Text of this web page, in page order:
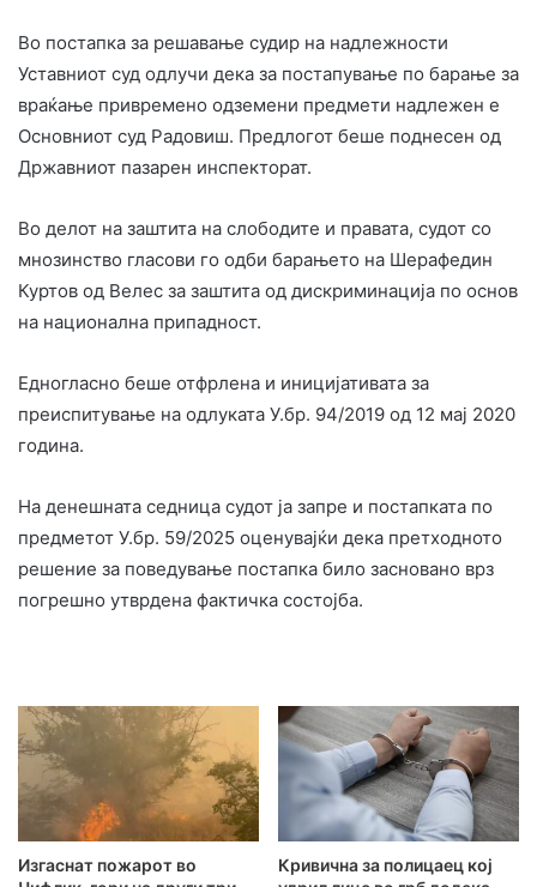
Во постапка за решавање судир на надлежности
Уставниот суд одлучи дека за постапување по барање за
враќање привремено одземени предмети надлежен е
Основниот суд Радовиш. Предлогот беше поднесен од
Државниот пазарен инспекторат.
Во делот на заштита на слободите и правата, судот со
мнозинство гласови го одби барањето на Шерафедин
Куртов од Велес за заштита од дискриминација по основ
на национална припадност.
Едногласно беше отфрлена и иницијативата за
преиспитување на одлуката У.бр. 94/2019 од 12 мај 2020
година.
На денешната седница судот ја запре и постапката по
предметот У.бр. 59/2025 оценувајќи дека претходното
решение за поведување постапка било засновано врз
погрешно утврдена фактичка состојба.
Изгаснат пожарот во
Кривична за полицаец кој